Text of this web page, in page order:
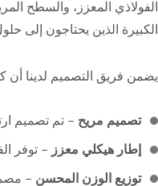
الفولاذي المعزز، والسطح
الكبيرة الذين يحتاجون إلى
يضمن فريق التصميم لدينا أن
تصميم مريح – تم تصميم
إطار هيكلي معزز – توفر
توزيع الوزن المحسن –